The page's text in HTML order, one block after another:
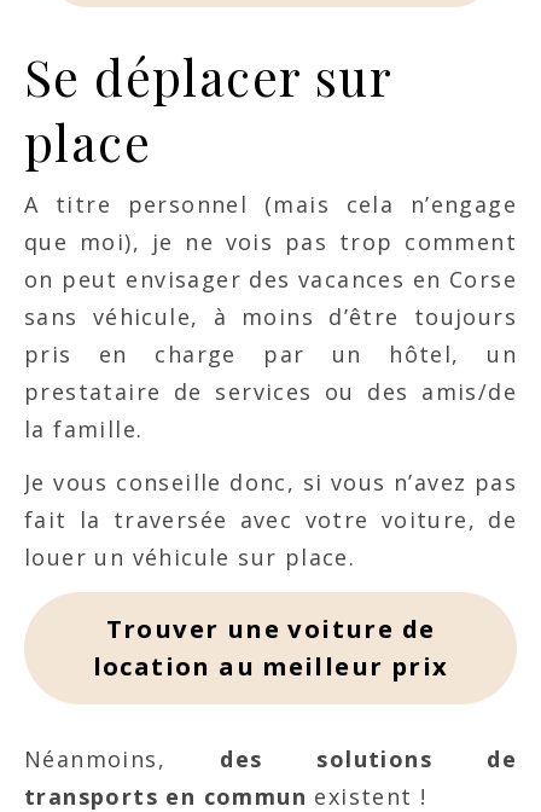
Se déplacer sur
place
A titre personnel (mais cela n’engage
que moi), je ne vois pas trop comment
on peut envisager des vacances en Corse
sans véhicule, à moins d’être toujours
pris en charge par un hôtel, un
prestataire de services ou des amis/de
la famille.
Je vous conseille donc, si vous n’avez pas
fait la traversée avec votre voiture, de
louer un véhicule sur place.
Trouver une voiture de
location au meilleur prix
Néanmoins, des solutions de
transports en commun existent !